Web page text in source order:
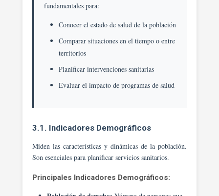
fundamentales para:
Conocer el estado de salud de la población
Comparar situaciones en el tiempo o entre
territorios
Planificar intervenciones sanitarias
Evaluar el impacto de programas de salud
3.1. Indicadores Demográficos
Miden las características y dinámicas de la población.
Son esenciales para planificar servicios sanitarios.
Principales Indicadores Demográficos: